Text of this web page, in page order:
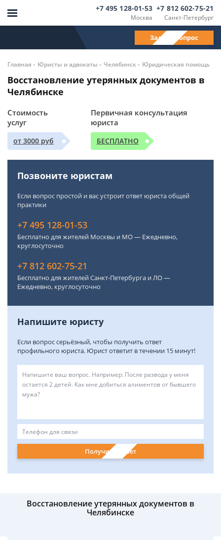
Москва
+7 495 128-01-53
Санкт-Петербург
+7 812 602-75-21
Задать вопрос
Главная - Юристы и адвокаты - Челябинск- Юридическая помощь
Восстановление утерянных документов в
Челябинске
Стоимость
услуг
от 3000 руб
Первичная консультация
юриста
БЕСПЛАТНО
Позвоните юристам
Если вопрос простой и вас устроит ответ юриста общей
практики
+7 495 128-01-53
Бесплатно для жителей Москвы и МО — Ежедневно,
круглосуточно
+7 812 602-75-21
Бесплатно для жителей Санкт-Петербурга и ЛО —
Ежедневно, круглосуточно
Напишите юристу
Если вопрос серьёзный, чтобы получить ответ
профильного юриста. Юрист ответит в течении 15 минут!
Получить ответ
Восстановление утерянных документов в
Челябинске